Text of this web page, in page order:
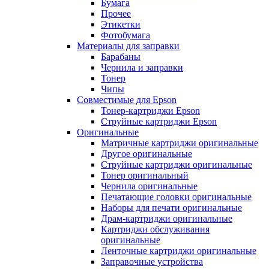
Бумага
Прочее
Этикетки
Фотобумага
Материалы для заправки
Барабаны
Чернила и заправки
Тонер
Чипы
Совместимые для Epson
Тонер-картриджи Epson
Струйные картриджи Epson
Оригинальные
Матричные картриджи оригинальные
Другое оригинальные
Струйные картриджи оригинальные
Тонер оригинальный
Чернила оригинальные
Печатающие головки оригинальные
Наборы для печати оригинальные
Драм-картриджи оригинальные
Картриджи обслуживания
оригинальные
Ленточные картриджи оригинальные
Заправочные устройства